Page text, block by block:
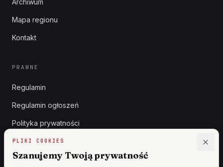
PLIKI COOKIES
Szanujemy Twoją prywatność
Mapa regionu
Kontakt
PRAWNE
Regulamin
Regulamin ogłoszeń
Polityka prywatności
Polityka cookies
RODO